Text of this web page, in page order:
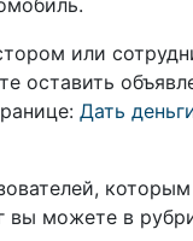
или
оставить
Дать
которым
вы можете в